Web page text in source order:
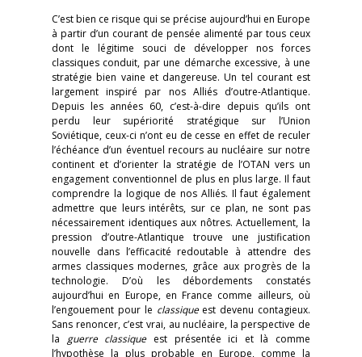
C’est bien ce risque qui se précise aujourd’hui en Europe
à partir d’un courant de pensée alimenté par tous ceux
dont le légitime souci de développer nos forces
classiques conduit, par une démarche excessive, à une
stratégie bien vaine et dangereuse. Un tel courant est
largement inspiré par nos Alliés d’outre-Atlantique.
Depuis les années 60, c’est-à-dire depuis qu’ils ont
perdu leur supériorité stratégique sur l’Union
Soviétique, ceux-ci n’ont eu de cesse en effet de reculer
l’échéance d’un éventuel recours au nucléaire sur notre
continent et d’orienter la stratégie de l’OTAN vers un
engagement conventionnel de plus en plus large. Il faut
comprendre la logique de nos Alliés. Il faut également
admettre que leurs intérêts, sur ce plan, ne sont pas
nécessairement identiques aux nôtres. Actuellement, la
pression d’outre-Atlantique trouve une justification
nouvelle dans l’efficacité redoutable à attendre des
armes classiques modernes, grâce aux progrès de la
technologie. D’où les débordements constatés
aujourd’hui en Europe, en France comme ailleurs, où
l’engouement pour le classique est devenu contagieux.
Sans renoncer, c’est vrai, au nucléaire, la perspective de
la guerre classique est présentée ici et là comme
l’hypothèse la plus probable en Europe, comme la